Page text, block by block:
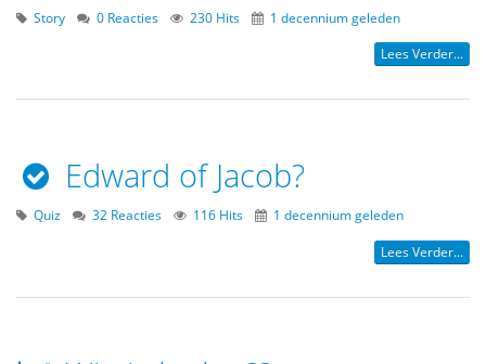
Story 0 Reacties 230 Hits 1 decennium geleden
Lees Verder...
Edward of Jacob?
Quiz 32 Reacties 116 Hits 1 decennium geleden
Lees Verder...